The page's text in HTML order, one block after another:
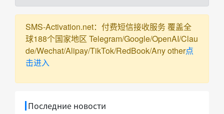
SMS-Activation.net：付费短信接收服务 覆盖全
球188个国家地区 Telegram/Google/OpenAI/Clau
de/Wechat/Alipay/TikTok/RedBook/Any other点
击进入
Последние новости